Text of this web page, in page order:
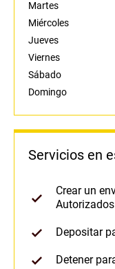
Martes
Miércoles
Jueves
Viernes
Sábado
Domingo
Servicios en
Crear un
Autorizados
Depositar
Detener